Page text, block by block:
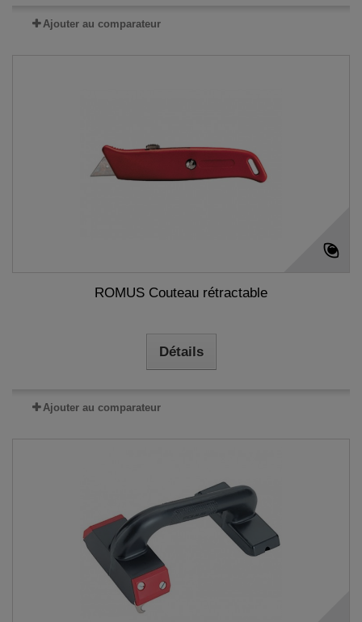
Ajouter au comparateur
ROMUS Couteau rétractable
Détails
Ajouter au comparateur